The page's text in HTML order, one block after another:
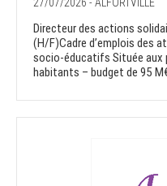
27/07/2026 - ALFORTVILLE
Directeur des actions
(H/F)Cadre d’emplois des
socio-éducatifs Située aux
habitants – budget de 95